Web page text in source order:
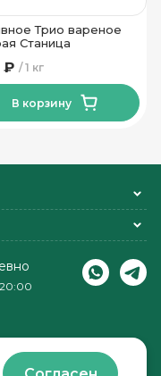
Трио вареное
Станица
1 кг
₽
В корзину